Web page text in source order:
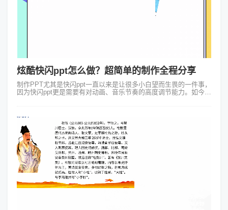
炫酷快闪ppt怎么做？超简单的制作全程分享
制作PPT尤其是快闪ppt一直以来是让很多小白望而生畏的一件事，
因为快闪ppt更是需要有对动画、音乐节奏的高度调节能力。如今炫